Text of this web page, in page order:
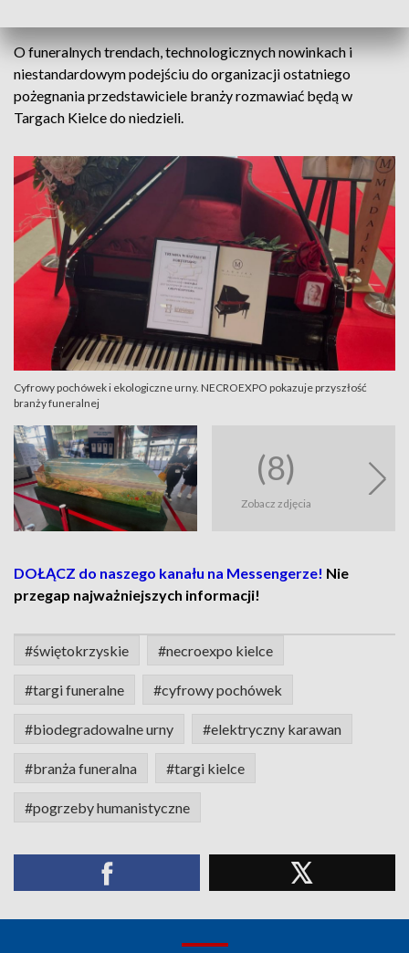
O funeralnych trendach, technologicznych nowinkach i
niestandardowym podejściu do organizacji ostatniego
pożegnania przedstawiciele branży rozmawiać będą w
Targach Kielce do niedzieli.
Cyfrowy pochówek i ekologiczne urny. NECROEXPO pokazuje przyszłość
branży funeralnej
(8)
Zobacz zdjęcia
DOŁĄCZ do naszego kanału na Messengerze! Nie
przegap najważniejszych informacji!
#świętokrzyskie #necroexpo kielce
#targi funeralne #cyfrowy pochówek
#biodegradowalne urny #elektryczny karawan
#branża funeralna #targi kielce
#pogrzeby humanistyczne